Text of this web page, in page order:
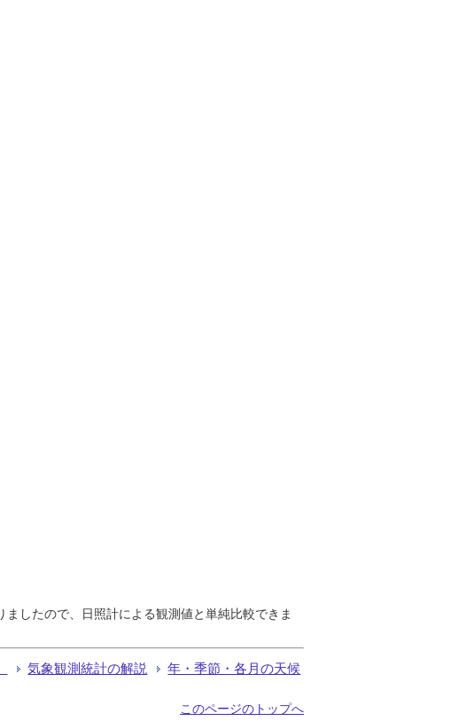
したので、日照計による観測値と単純比較できま
気象観測統計の解説 年・季節・各月の天候
このページのトップへ